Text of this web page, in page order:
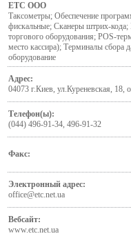
ЕТС ООО
Таксометры; Обеспечение
фискальные; Сканеры штрих-
торгового оборудования; POS-
место кассира); Терминалы сбора
оборудование
Адрес:
04073 г.Киев, ул.Куреневская, 18,
Телефон(ы):
(044) 496-91-34, 496-91-32
Факс:
Электронный адрес:
office@etc.net.ua
Вебсайт:
www.etc.net.ua